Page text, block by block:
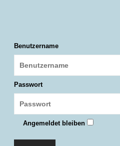
Benutzername
Passwort
Angemeldet bleiben